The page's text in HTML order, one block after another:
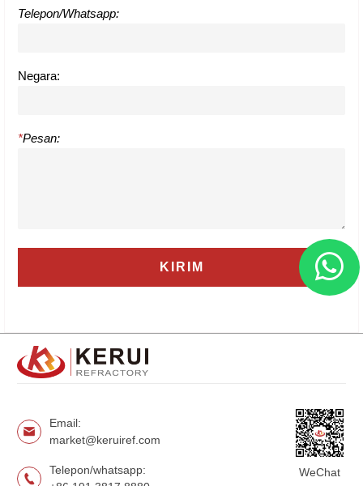
Telepon/Whatsapp:
Negara:
*Pesan:
Email:
market@keruiref.com
Telepon/whatsapp:
WeChat